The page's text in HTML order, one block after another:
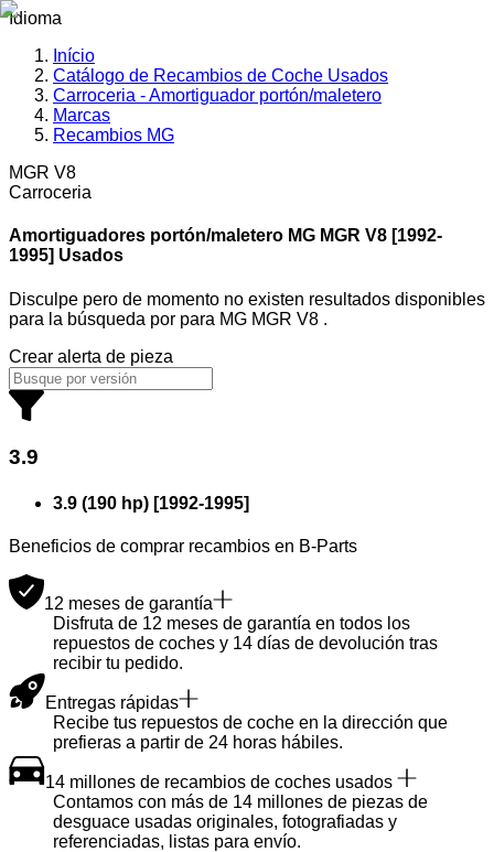
Idioma
Início
Catálogo de Recambios de Coche Usados
Carroceria - Amortiguador portón/maletero
Marcas
Recambios MG
MGR V8
Carroceria
Amortiguadores portón/maletero MG MGR V8 [1992-
1995] Usados
Disculpe pero de momento no existen resultados disponibles
para la búsqueda por para MG MGR V8 .
Crear alerta de pieza
3.9
3.9 (190 hp) [1992-1995]
Beneficios de comprar recambios en B-Parts
12 meses de garantía
Disfruta de 12 meses de garantía en todos los
repuestos de coches y 14 días de devolución tras
recibir tu pedido.
Entregas rápidas
Recibe tus repuestos de coche en la dirección que
prefieras a partir de 24 horas hábiles.
14 millones de recambios de coches usados
Contamos con más de 14 millones de piezas de
desguace usadas originales, fotografiadas y
referenciadas, listas para envío.